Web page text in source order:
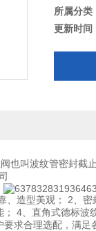
所属分类
更新时间
也叫波纹管密封截
造型美观； 2、
4、直角式德标
求合理选配，满足